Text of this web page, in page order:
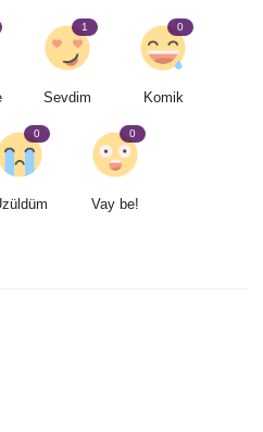
Sevdim
1
Komik
0
0
Vay be!
0